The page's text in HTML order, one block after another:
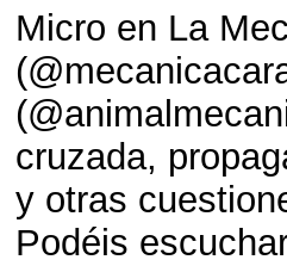
Micro en La
cruzada,
y otras
Podéis